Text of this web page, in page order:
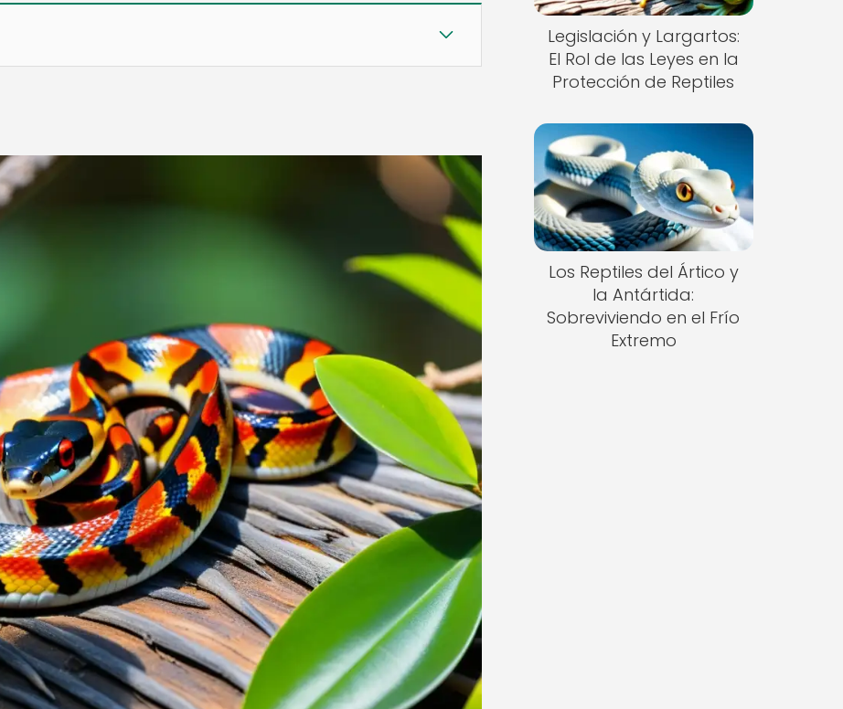
Legislación y Largartos:
El Rol de las Leyes en la
Protección de Reptiles
Los Reptiles del Ártico y
la Antártida:
Sobreviviendo en el Frío
Extremo